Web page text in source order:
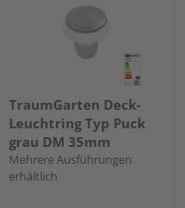
TraumGarten Deck-
Leuchtring Typ Puck
grau DM 35mm
Mehrere Ausführungen
erhältlich